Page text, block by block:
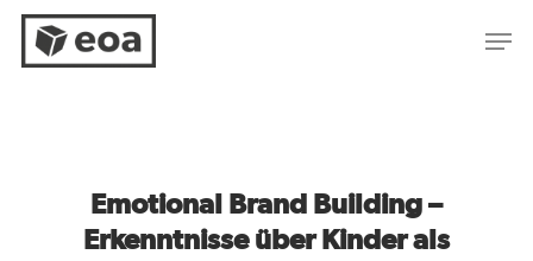
Emotional Brand Building –
Erkenntnisse über Kinder als